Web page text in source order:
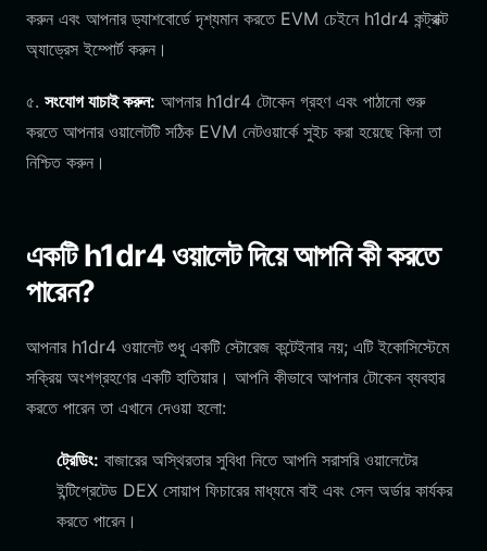
করুন এবং আপনার ড্যাশবোর্ডে দৃশ্যমান করতে EVM চেইনে h1dr4 কন্ট্রাক্ট
অ্যাড্রেস ইম্পোর্ট করুন।
৫. সংযোগ যাচাই করুন: আপনার h1dr4 টোকেন গ্রহণ এবং পাঠানো শুরু
করতে আপনার ওয়ালেটটি সঠিক EVM নেটওয়ার্কে সুইচ করা হয়েছে কিনা তা
নিশ্চিত করুন।
একটি h1dr4 ওয়ালেট দিয়ে আপনি কী করতে
পারেন?
আপনার h1dr4 ওয়ালেট শুধু একটি স্টোরেজ কন্টেইনার নয়; এটি ইকোসিস্টেমে
সক্রিয় অংশগ্রহণের একটি হাতিয়ার। আপনি কীভাবে আপনার টোকেন ব্যবহার
করতে পারেন তা এখানে দেওয়া হলো:
ট্রেডিং: বাজারের অস্থিরতার সুবিধা নিতে আপনি সরাসরি ওয়ালেটের
ইন্টিগ্রেটেড DEX সোয়াপ ফিচারের মাধ্যমে বাই এবং সেল অর্ডার কার্যকর
করতে পারেন।